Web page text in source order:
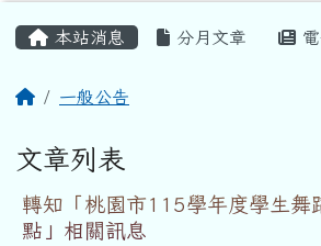
本站消息 分月文章
回首頁一般公告
文章列表
轉知「桃園市115學年度學生舞
點」相關訊息